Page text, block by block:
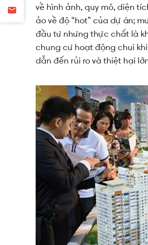
về hình ảnh, quy mô, diện
ảo về độ “hot” của dự án;
đầu tư nhưng thực chất là
chung cư hoạt động chui
dẫn đến rủi ro và thiệt hại